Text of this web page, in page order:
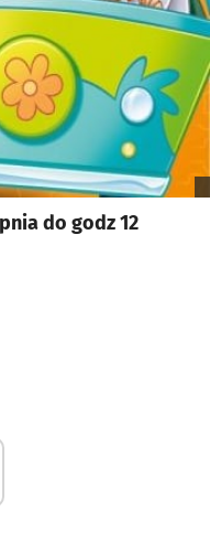
do godz 12